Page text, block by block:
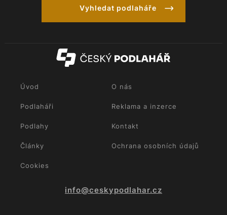
Vyhledat podlaháře
Úvod O nás
Podlaháři Reklama a inzerce
Podlahy Kontakt
Články Ochrana osobních údajů
Cookies
info@ceskypodlahar.cz